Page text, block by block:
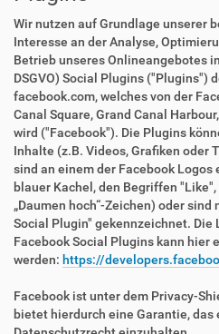
Wir nutzen auf Grundlage unserer
Interesse an der Analyse,
Betrieb unseres Onlineangebotes
DSGVO) Social Plugins ("Plugins")
facebook.com, welches von der
Canal Square, Grand Canal
wird ("Facebook"). Die Plugins
Inhalte (z.B. Videos, Grafiken oder
sind an einem der Facebook Logos
blauer Kachel, den Begriffen
„Daumen hoch“-Zeichen) oder
Social Plugin" gekennzeichnet. Die
Facebook Social Plugins kann hier
werden: https://
Facebook ist unter dem Privacy-
bietet hierdurch eine Garantie, das